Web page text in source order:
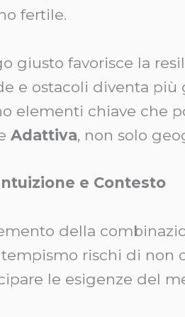
fertile.
giusto favorisce la
e ostacoli diventa
elementi chiave che
Adattiva, non solo
e Contesto
della
tempismo rischi di
le esigenze del